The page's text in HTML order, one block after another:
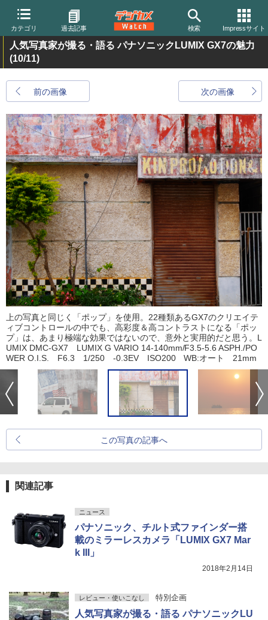
カテゴリ 過去記事 検索 Impressサイト
人気写真家が撮る・語る パナソニックLUMIX GX7の魅力
(10/11)
前の画像 次の画像
上の写真と同じく「ポップ」を使用。22種類あるGX7のクリエイテ
ィブコントロールの中でも、高彩度＆高コントラストになる「ポッ
プ」は、あまり極端な効果ではないので、意外と実用的だと思う。L
UMIX DMC-GX7 LUMIX G VARIO 14-140mm/F3.5-5.6 ASPH./PO
WER O.I.S. F6.3 1/250 -0.3EV ISO200 WB:オート 21mm
この写真の記事へ
関連記事
ニュース
パナソニック、チルト式ファインダー搭
載のミラーレスカメラ「LUMIX GX7 Mar
k III」
2018年2月14日
レビュー・使いこなし 特別企画
人気写真家が撮る・語る パナソニックLU